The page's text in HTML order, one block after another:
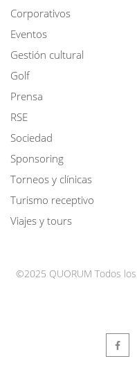
Corporativos
Eventos
Gestión cultural
Golf
Prensa
RSE
Sociedad
Sponsoring
Torneos y clínicas
Turismo receptivo
Viajes y tours
©2025 QUORUM Todos